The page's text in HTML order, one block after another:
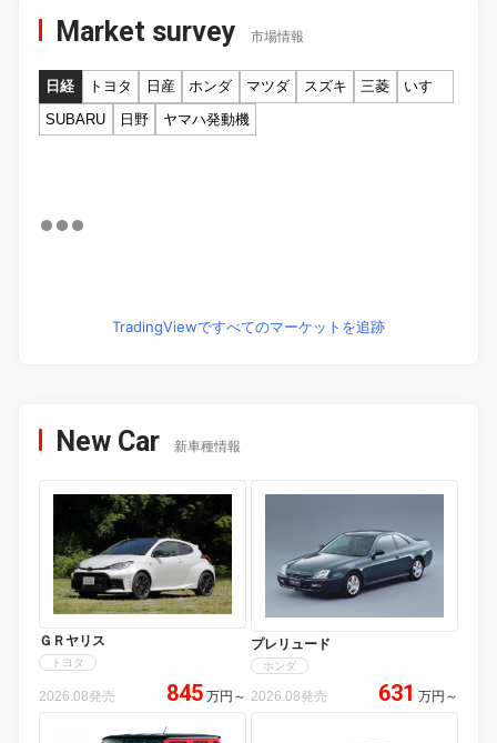
Market survey 市場情報
日経 トヨタ 日産 ホンダ マツダ スズキ 三菱
いすゞ
SUBARU
日野 ヤマハ発動機
TradingViewですべてのマーケットを追跡
New Car 新車種情報
ＧＲヤリス
トヨタ
2026.08発売 845 万円 ～
プレリュード
ホンダ
2026.08発売 631 万円 ～